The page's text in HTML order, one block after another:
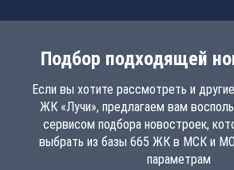
Подбор подходящей
Если вы хотите рассмотреть и
ЖК «Лучи», предлагаем вам
сервисом подбора новостроек,
выбрать из базы 665 ЖК в МСК и
параметрам